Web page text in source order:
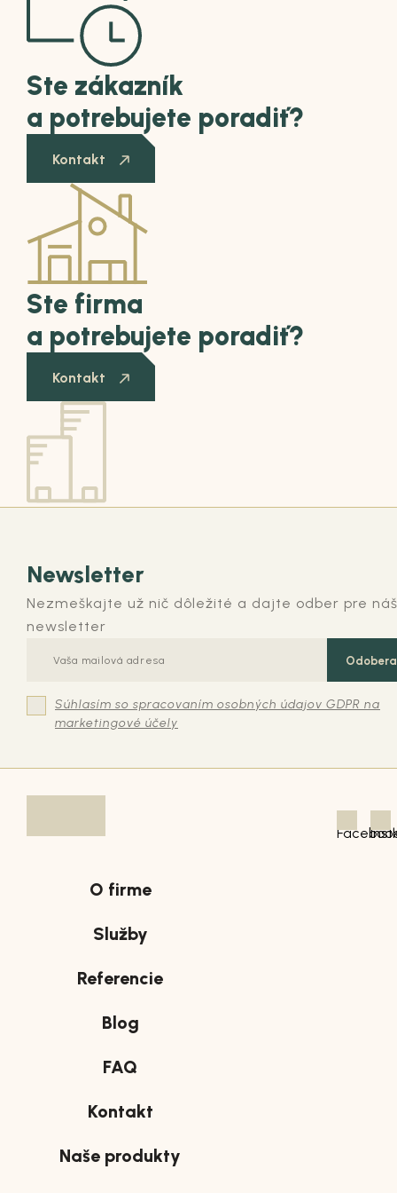
okázalosťou – ale jej prítomnosť nenápadne
charakter celého priestoru.
2 929
Nenašli sme žiadne produkty.
Hore
Rezervujte si stretnutie
Alokujte si náš a dohodnite si presný termín
Rezervovať termín
Ste zákazník
a potrebujete poradiť?
Ste firma
a potrebujete poradiť?
Newsletter
newsletter
Súhlasím so spracovaním osobných údajov GDPR na